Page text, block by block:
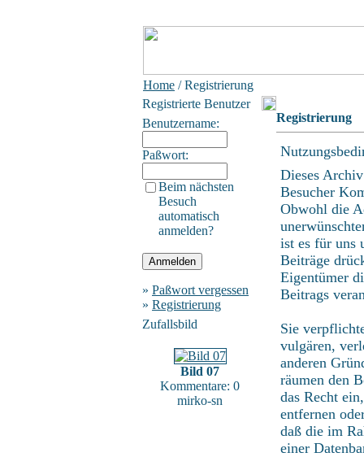
Home / Registrierung
Registrierte Benutzer
Benutzername:
Paßwort:
Beim nächsten
Besuch
automatisch
anmelden?
» Paßwort vergessen
» Registrierung
Zufallsbild
Bild 07
Kommentare: 0
mirko-sn
Registrierung
Dieses
Besucher
Obwohl die
ist es für uns
Beiträge
Eigentümer
Beitrags
Sie
vulgären,
anderen
räumen den
das Recht
entfernen
daß die im
einer